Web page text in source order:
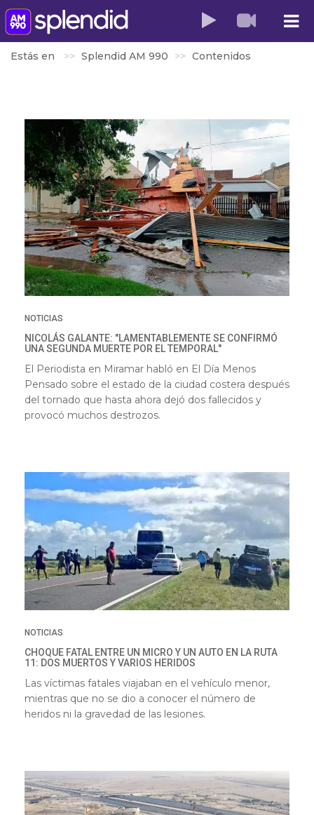
Estás en Splendid AM 990 Contenidos
NOTICIAS
NICOLÁS GALANTE: "LAMENTABLEMENTE SE CONFIRMÓ
UNA SEGUNDA MUERTE POR EL TEMPORAL"
El Periodista en Miramar habló en El Día Menos
Pensado sobre el estado de la ciudad costera después
del tornado que hasta ahora dejó dos fallecidos y
provocó muchos destrozos.
NOTICIAS
CHOQUE FATAL ENTRE UN MICRO Y UN AUTO EN LA RUTA
11: DOS MUERTOS Y VARIOS HERIDOS
Las víctimas fatales viajaban en el vehículo menor,
mientras que no se dio a conocer el número de
heridos ni la gravedad de las lesiones.